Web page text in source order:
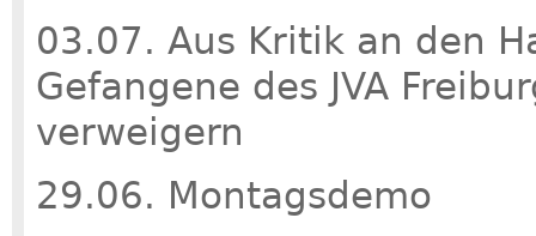
03.07. Aus Kritik an den
Gefangene des JVA
verweigern
29.06. Montagsdemo